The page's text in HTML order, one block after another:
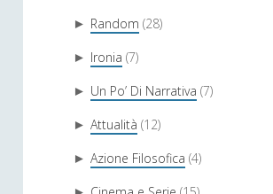
► Random (28)
► Ironia (7)
► Un Po’ Di Narrativa (7)
► Attualità (12)
► Azione Filosofica (4)